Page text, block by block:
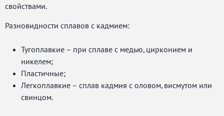
свойствами.
Разновидности сплавов с кадмием:
Тугоплавкие – при сплаве с медью, цирконием и
никелем;
Пластичные;
Легкоплавкие – сплав кадмия с оловом, висмутом или
свинцом.